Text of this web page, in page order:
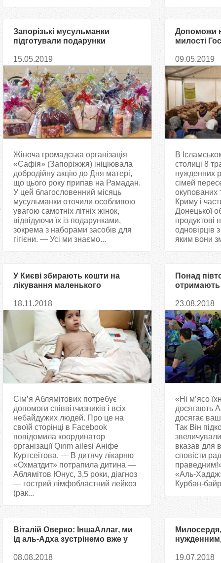
Запорізькі мусульманки
підготували подарунки
15.05.2019
Жіноча громадська організація
«Сафія» (Запоріжжя) ініціювала
добродійну акцію до Дня матері,
що цього року припав на Рамадан.
У цей благословенний місяць
мусульманки оточили особливою
увагою самотніх літніх жінок,
відвідуючи їх із подарунками,
зокрема з наборами засобів для
гігієни. — Усі ми знаємо...
Допоможи
милості
Helfen» і
09.05.2019
В
столиці 8
нужденних
сімей
окупованих
Криму і
Донецької
продуктові
одновірців
яким вони
У Києві збирають кошти на
лікування маленького
18.11.2018
Сім’я Аблямітових потребує
допомоги співвітчизників і всіх
небайдужих людей. Про це на
своїй сторінці в Facebook
повідомила координатор
організації Qırım аilesi Аніфе
Куртсеітова. — В дитячу лікарню
«Охматдит» потрапила дитина —
Аблямітов Юнус, 3,5 роки, діагноз
— гострий лімфобластний лейкоз
(рак...
Понад
отримають
23.08.2018
«Ні м’ясо
досягають
досягає
Так Він
вказав для
сповісти
«Аль-
Курбан-
Віталій Оверко: ІншаАллаг, ми
Ід аль-Адха зустрінемо вже у
«Аль-Басір»
08.08.2018
19.07.2018